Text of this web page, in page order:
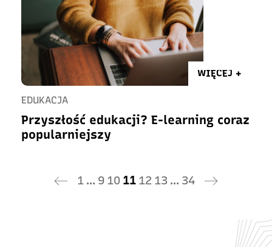
WIĘCEJ +
EDUKACJA
Przyszłość edukacji? E-learning coraz
popularniejszy
1 … 9 10 11 12 13 … 34